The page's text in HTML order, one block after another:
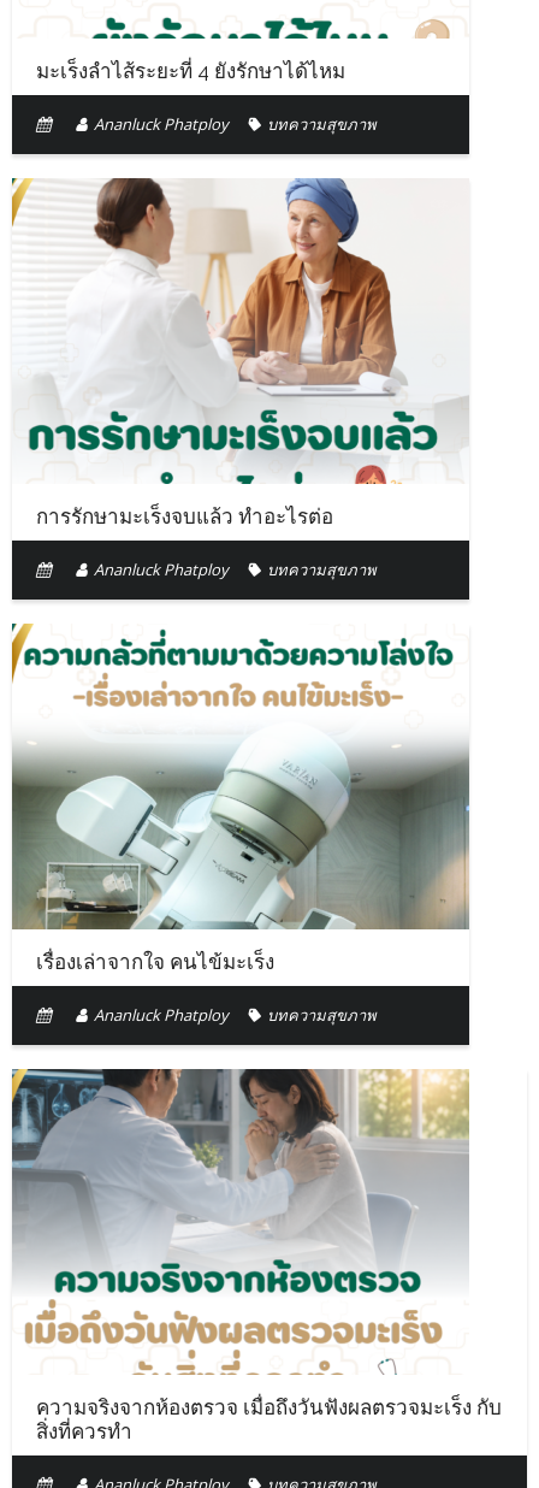
มะเร็งลำไส้ระยะที่ 4 ยังรักษาได้ไหม
Ananluck Phatploy บทความสุขภาพ
การรักษามะเร็งจบแล้ว ทำอะไรต่อ
Ananluck Phatploy บทความสุขภาพ
เรื่องเล่าจากใจ คนไข้มะเร็ง
Ananluck Phatploy บทความสุขภาพ
ความจริงจากห้องตรวจ เมื่อถึงวันฟังผลตรวจมะเร็ง กับ
สิ่งที่ควรทำ